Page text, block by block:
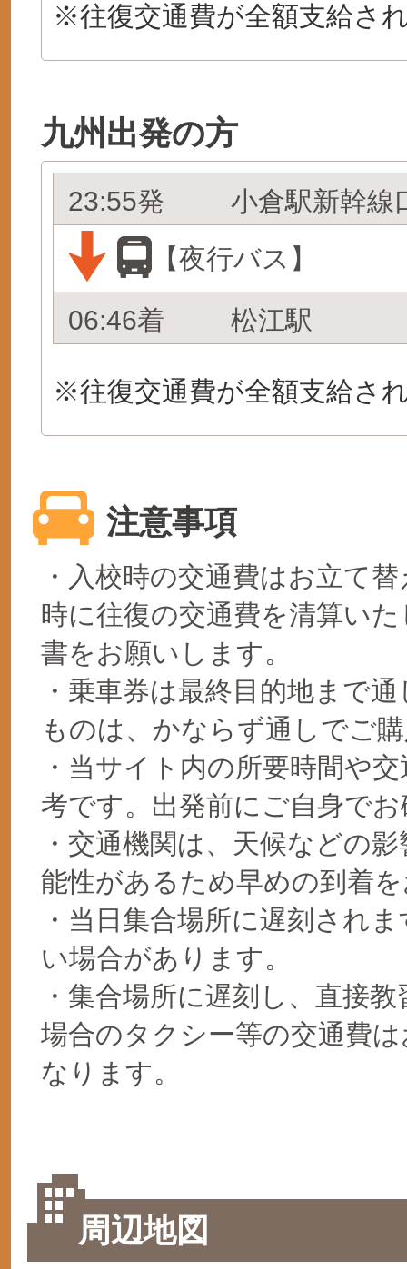
※往復交通費が全額支給さ
九州出発の方
23:55発
小倉駅新幹線
【夜行バス】
06:46着 松江駅
※往復交通費が全額支給さ
注意事項
・入校時の交通費はお立て
時に往復の交通費を清算い
書をお願いします。
・乗車券は最終目的地まで
ものは、かならず通しでご
・当サイト内の所要時間や
考です。出発前にご自身で
・交通機関は、天候などの
能性があるため早めの到着
・当日集合場所に遅刻され
い場合があります。
・集合場所に遅刻し、直接
場合のタクシー等の交通費
なります。
周辺地図